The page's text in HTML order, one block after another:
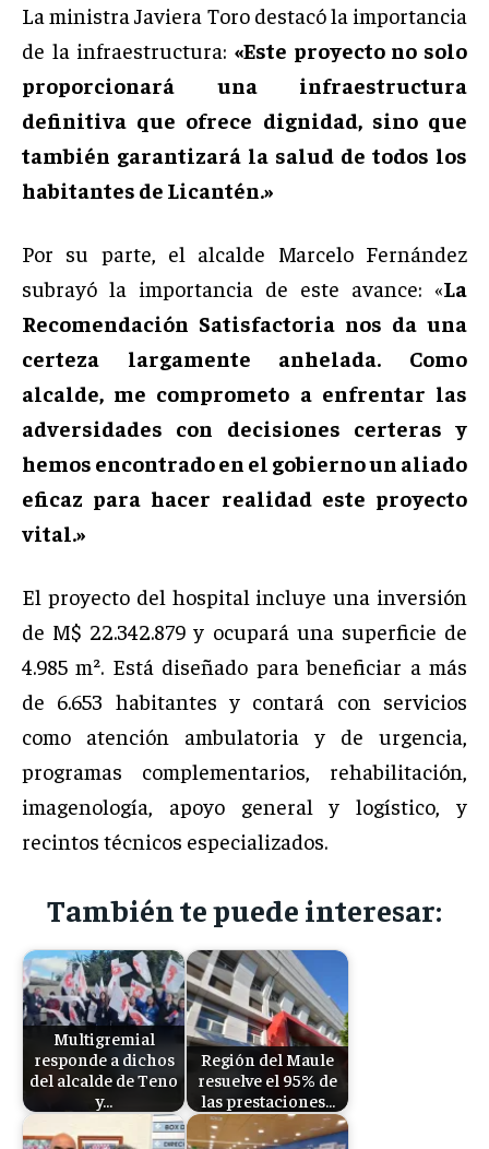
La ministra Javiera Toro destacó la importancia
de la infraestructura: «Este proyecto no solo
proporcionará una infraestructura
definitiva que ofrece dignidad, sino que
también garantizará la salud de todos los
habitantes de Licantén.»
Por su parte, el alcalde Marcelo Fernández
subrayó la importancia de este avance: «La
Recomendación Satisfactoria nos da una
certeza largamente anhelada. Como
alcalde, me comprometo a enfrentar las
adversidades con decisiones certeras y
hemos encontrado en el gobierno un aliado
eficaz para hacer realidad este proyecto
vital.»
El proyecto del hospital incluye una inversión
de M$ 22.342.879 y ocupará una superficie de
4.985 m². Está diseñado para beneficiar a más
de 6.653 habitantes y contará con servicios
como atención ambulatoria y de urgencia,
programas complementarios, rehabilitación,
imagenología, apoyo general y logístico, y
recintos técnicos especializados.
También te puede interesar:
Multigremial
responde a dichos
del alcalde de Teno
y…
Región del Maule
resuelve el 95% de
las prestaciones…